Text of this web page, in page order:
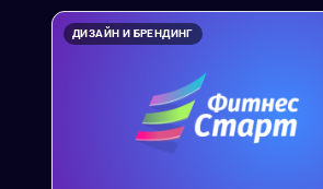
ДИЗАЙН И БРЕНДИНГ